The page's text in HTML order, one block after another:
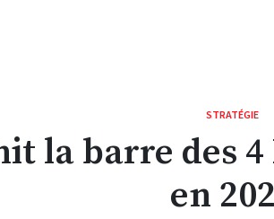
STRATÉGIE
la barre des
en